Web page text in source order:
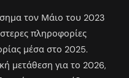
τον Μάιο του 2023
πληροφορίες
μέσα στο 2025.
μετάθεση για το 2026,